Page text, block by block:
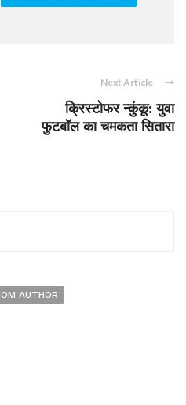
Next Article
क्रिस्टोफर न्कुंकू: युवा
फुटबॉल का चमकता सितारा
AUTHOR